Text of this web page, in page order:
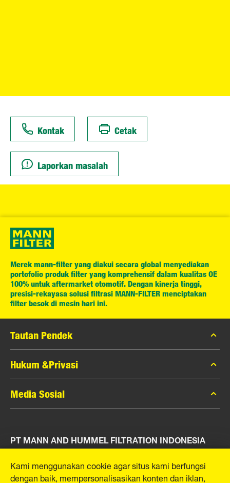
Kontak Cetak
Laporkan masalah
Merek mann-filter yang diakui secara global menyediakan
portofolio produk filter yang komprehensif dalam kualitas OE
100% untuk aftermarket otomotif. Dengan kinerja tinggi,
presisi-rekayasa solusi filtrasi MANN-FILTER menciptakan
filter besok di mesin hari ini.
Tautan Pendek
Katalog MANN-FILTER
Pencari MANN-FILTER
Peras
Hukum &Privasi
Privasi Data
Pemberitahuan Hukum
Media Sosial
Instagram
YouTube
PT MANN AND HUMMEL FILTRATION INDONESIA
Puri Indah Financial Tower, Unit 107
Jl. Puri Lingkar Dalam, RT01/RW02
Kami menggunakan cookie agar situs kami berfungsi
dengan baik, mempersonalisasikan konten dan iklan,